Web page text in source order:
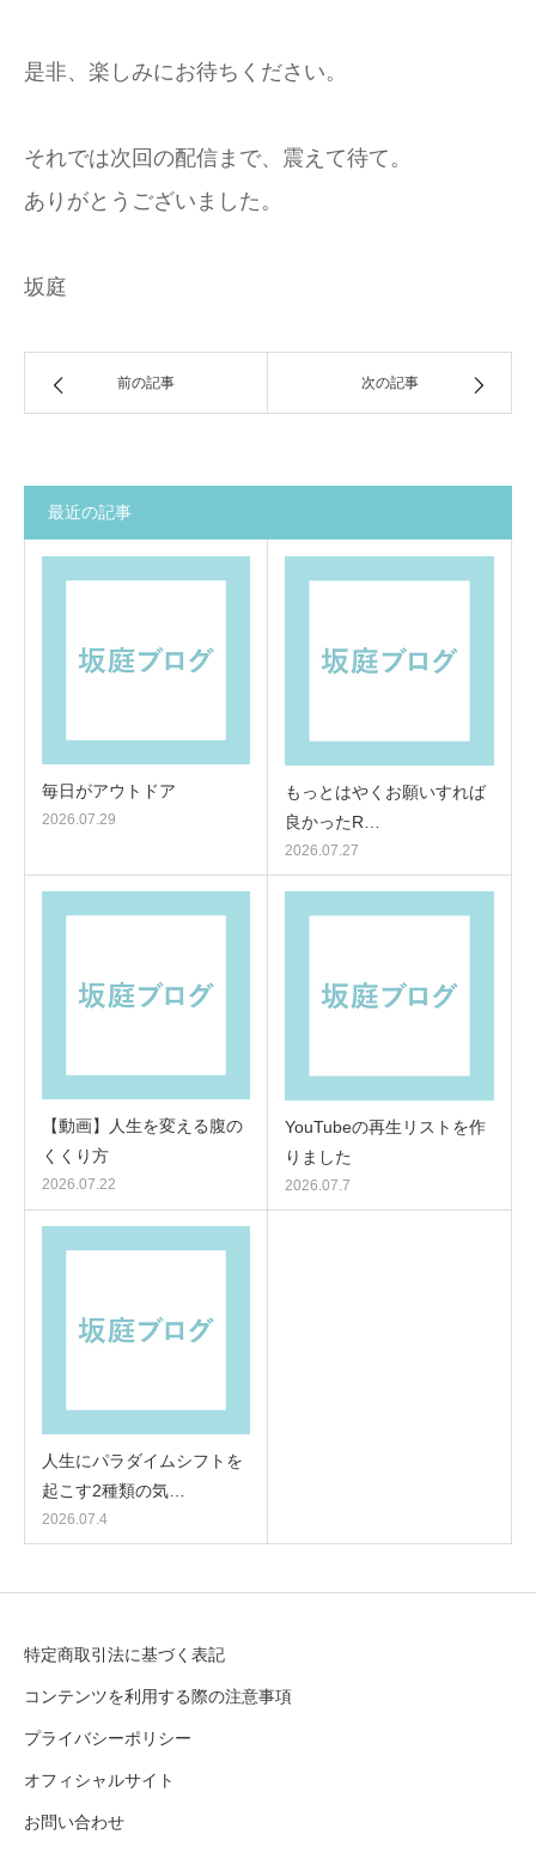
是非、楽しみにお待ちください。
それでは次回の配信まで、震えて待て。
ありがとうございました。
坂庭
前の記事 次の記事
最近の記事
毎日がアウトドア
2026.07.29
もっとはやくお願いすれば
良かったR…
2026.07.27
【動画】人生を変える腹の
くくり方
2026.07.22
YouTubeの再生リストを作
りました
2026.07.7
人生にパラダイムシフトを
起こす2種類の気…
2026.07.4
特定商取引法に基づく表記
コンテンツを利用する際の注意事項
プライバシーポリシー
オフィシャルサイト
お問い合わせ